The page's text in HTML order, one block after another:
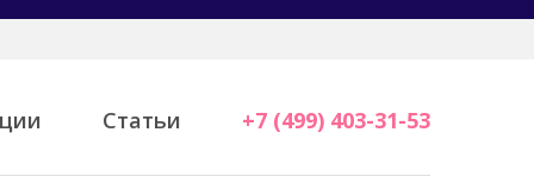
Статьи +7 (499) 403-31-53